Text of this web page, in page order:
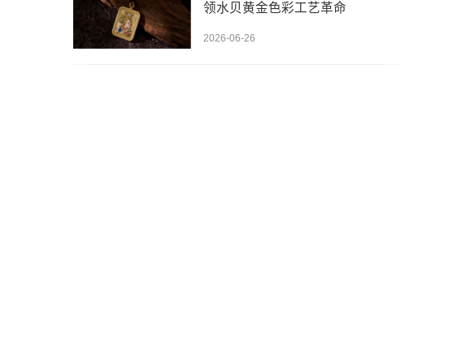
领水贝黄金色彩工艺革命
2026-06-26